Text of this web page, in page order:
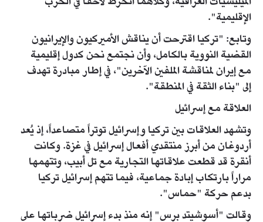
الإقليمية".
وتابع: "تركيا اقترحت أن يناقش الأميركيون والإيرانيون
القضية النووية بالكامل، وأن نجتمع نحن كدول إقليمية
مع إيران لمناقشة الملفين الآخرين"، في إطار مبادرة تهدف
إلى "بناء الثقة في المنطقة".
العلاقة مع إسرائيل
وتشهد العلاقات بين تركيا وإسرائيل توتراً متصاعداً، إذ يُعد
أردوغان من أبرز منتقدي أفعال إسرائيل في غزة. وكانت
أنقرة قد قطعت علاقاتها التجارية مع تل أبيب، وتتهمها
مراراً بارتكاب إبادة جماعية، فيما تتهم إسرائيل تركيا
بدعم حركة "حماس".
وقالت "أسوشيتد برس" إنه منذ بدء إسرائيل ضرباتها على